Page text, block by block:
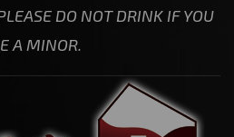
DO NOT DRINK IF YOU
A MINOR.